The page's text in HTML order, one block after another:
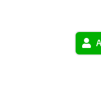
de información